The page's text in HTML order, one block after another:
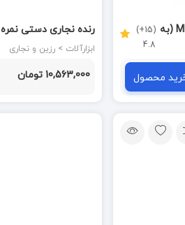
اره گرد بر مدل KS54 متابو METABO (به
(15+)
4.8
محصول
رنده نجاری دستی نمره 6 STANLEY
ابزارآلات > رزین و نجاری
10,563,000 تومان